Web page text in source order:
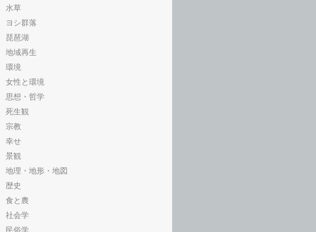
水草
ヨシ群落
琵琶湖
地域再生
環境
女性と環境
思想・哲学
死生観
宗教
幸せ
景観
地理・地形・地図
歴史
食と農
社会学
民俗学